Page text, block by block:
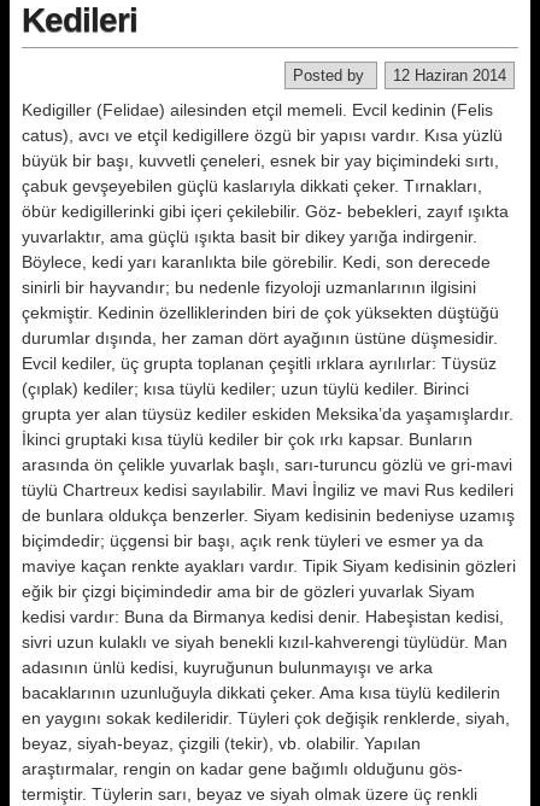
Kedileri
12 Haziran 2014
Posted by
Kedigiller (Felidae) ailesinden etçil memeli. Evcil kedinin (Felis
catus), avcı ve et­çil kedigillere özgü bir yapısı vardır. Kısa yüzlü
büyük bir başı, kuvvetli çe­neleri, esnek bir yay biçimindeki sır­tı,
çabuk gevşeyebilen güçlü kaslarıy­la dikkati çeker. Tırnakları,
öbür kedigillerinki gibi içeri çekilebilir. Göz- bebekleri, zayıf ışıkta
yuvarlaktır, ama güçlü ışıkta basit bir dikey yarı­ğa indirgenir.
Böylece, kedi yarı ka­ranlıkta bile görebilir. Kedi, son derecede
sinirli bir hayvan­dır; bu nedenle fizyoloji uzmanlarının ilgisini
çekmiştir. Kedinin özelliklerin­den biri de çok yüksekten düştüğü
du­rumlar dışında, her zaman dört aya­ğının üstüne düşmesidir.
Evcil kediler, üç grupta toplanan çe­şitli ırklara ayrılırlar: Tüysüz
(çıplak) kediler; kısa tüylü kediler; uzun tüylü kediler. Birinci
grupta yer alan tüysüz kediler eskiden Meksika’da yaşamışlardır.
İkinci gruptaki kısa tüylü kediler bir çok ırkı kapsar. Bunların
arasında ön çelikle yuvarlak başlı, sarı-turuncu gözlü ve gri-mavi
tüylü Chartreux ke­disi sayılabilir. Mavi İngiliz ve mavi Rus kedileri
de bunlara oldukça ben­zerler. Siyam kedisinin bedeniyse uza­mış
biçimdedir; üçgensi bir başı, açık renk tüyleri ve esmer ya da
maviye kaçan renkte ayakları vardır. Tipik Siyam kedisinin gözleri
eğik bir çizgi biçimindedir ama bir de gözleri yu­varlak Siyam
kedisi vardır: Buna da Birmanya kedisi denir. Habeşistan kedisi,
sivri uzun kulaklı ve siyah benekli kızıl-kahverengi tüylüdür. Man
adası­nın ünlü kedisi, kuyruğunun bulunma­yışı ve arka
bacaklarının uzunluğuyla dikkati çeker. Ama kısa tüylü kedile­rin
en yaygını sokak kedileridir. Tüyleri çok değişik renklerde, siyah,
beyaz, siyah-beyaz, çizgili (tekir), vb. olabilir. Yapılan
araştırmalar, rengin on kadar gene bağımlı olduğunu gös­
termiştir. Tüylerin sarı, beyaz ve si­yah olmak üzere üç renkli